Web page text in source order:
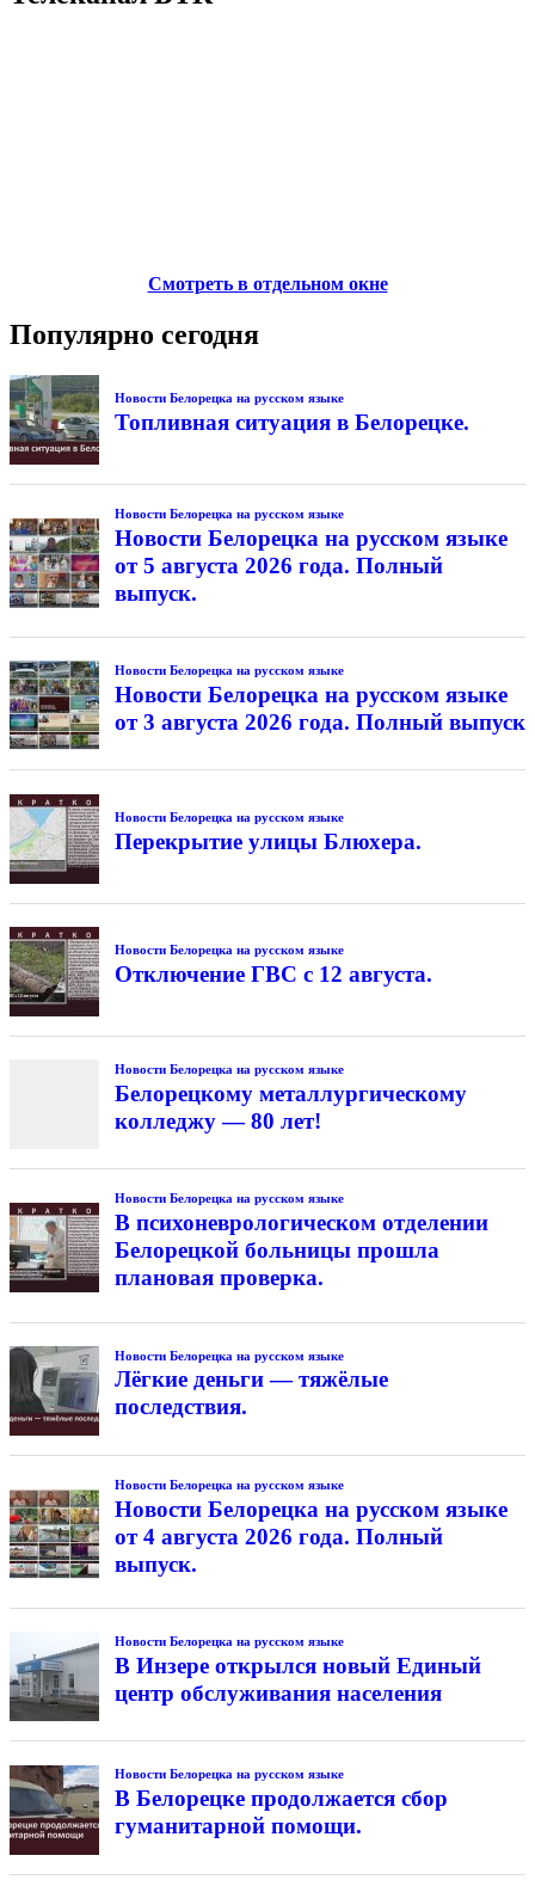
Смотреть в отдельном окне
Популярно сегодня
Новости Белорецка на русском языке
Топливная ситуация в Белорецке.
Новости Белорецка на русском языке
Новости Белорецка на русском языке
от 5 августа 2026 года. Полный
выпуск.
Новости Белорецка на русском языке
Новости Белорецка на русском языке
от 3 августа 2026 года. Полный выпуск
Новости Белорецка на русском языке
Перекрытие улицы Блюхера.
Новости Белорецка на русском языке
Отключение ГВС с 12 августа.
Новости Белорецка на русском языке
Белорецкому металлургическому
колледжу — 80 лет!
Новости Белорецка на русском языке
В психоневрологическом отделении
Белорецкой больницы прошла
плановая проверка.
Новости Белорецка на русском языке
Лёгкие деньги — тяжёлые
последствия.
Новости Белорецка на русском языке
Новости Белорецка на русском языке
от 4 августа 2026 года. Полный
выпуск.
Новости Белорецка на русском языке
В Инзере открылся новый Единый
центр обслуживания населения
Новости Белорецка на русском языке
В Белорецке продолжается сбор
гуманитарной помощи.